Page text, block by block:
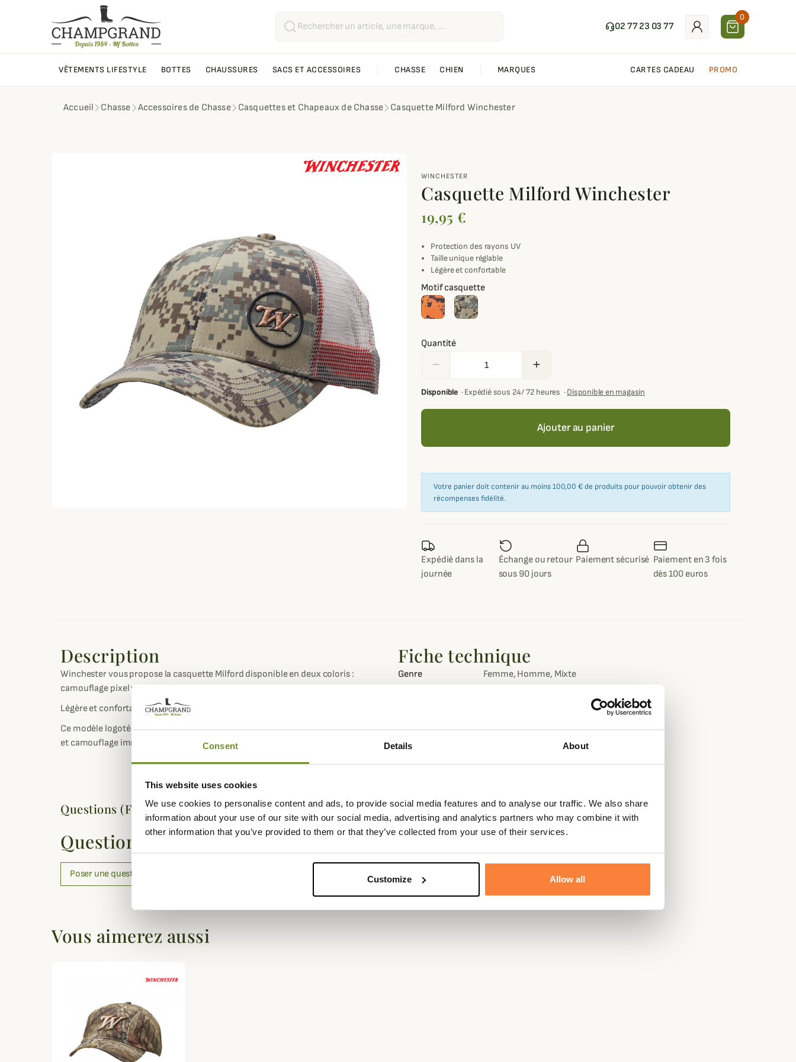
Consent Details About
This website uses cookies
We use cookies to personalise content and ads, to provide social media features and to analyse our traffic. We also share
information about your use of our site with our social media, advertising and analytics partners who may combine it with
other information that you’ve provided to them or that they’ve collected from your use of their services.
Customize Allow all
02 77 23 03 77
0
VÊTEMENTS LIFESTYLE BOTTES CHAUSSURES SACS ET ACCESSOIRES CHASSE CHIEN MARQUES CARTES CADEAU PROMO
Accueil Chasse Accessoires de Chasse Casquettes et Chapeaux de Chasse Casquette Milford Winchester
WINCHESTER
Casquette Milford Winchester
19,95 €
Protection des rayons UV
Taille unique réglable
Légère et confortable
Motif casquette
Quantité
remove add
Disponible ·Expédié sous 24/ 72 heures ·Disponible en magasin
Ajouter au panier
Votre panier doit contenir au moins 100,00 € de produits pour pouvoir obtenir des
récompenses fidélité.
Expédié dans la
journée
Échange ou retour
sous 90 jours
Paiement sécurisé Paiement en 3 fois
dès 100 euros
Description
Winchester vous propose la casquette Milford disponible en deux coloris :
camouflage pixel vert ou orange.
Légère et confortable la casquette est un accessoire incontournable du chasseur.
Ce modèle logoté du W en fil noir et doré sur le devant offre un style moderne
et camouflage immédiat.
Fiche technique
Genre Femme, Homme, Mixte
Questions (FAQs)
Questions (FAQs)
Poser une question
Vous aimerez aussi